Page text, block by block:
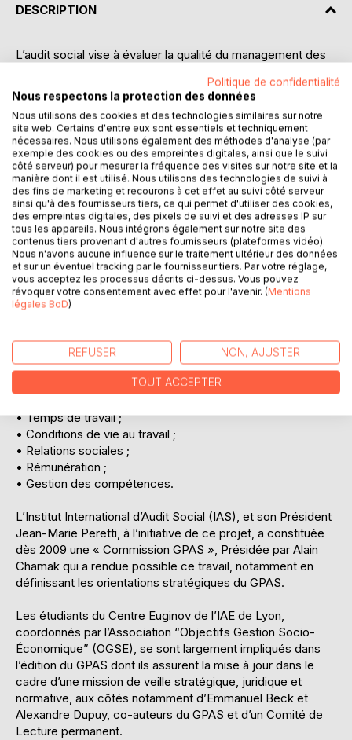
DESCRIPTION
L’audit social vise à évaluer la qualité du management des
s’attache, dans cette perspective, à recenser les
principales dispositions qui régissent les relations de travail,
en vue d’apporter aux employeurs une connaissance
approfondie des opportunités qui s’offrent à eux dans la
gestion des aspects sociaux d’une organisation, mais aussi
de l’étendue de leurs risques et responsabilités.
Au-delà des obligations légales, ce guide d’audit social
aborde des thèmes dits émergents de la gestion des
ressources humaines tels que la diversité, la responsabilité
sociétale des entreprises, ou encore la santé et la sécurité
au travail. L’entreprise du XXIème siècle doit
obligatoirement porter un regard attentif sur ces
dimensions qui s’ancrent peu à peu dans leur
Ce guide se divise en 6 grands titres, selon une
organisation thématique :
• Temps de travail ;
• Conditions de vie au travail ;
• Relations sociales ;
• Rémunération ;
• Gestion des compétences.
L’Institut International d’Audit Social (IAS), et son Président
Jean-Marie Peretti, à l’initiative de ce projet, a constituée
dès 2009 une « Commission GPAS », Présidée par Alain
Chamak qui a rendue possible ce travail, notamment en
définissant les orientations stratégiques du GPAS.
Les étudiants du Centre Euginov de l’IAE de Lyon,
coordonnés par l’Association “Objectifs Gestion Socio-
Économique” (OGSE), se sont largement impliqués dans
l’édition du GPAS dont ils assurent la mise à jour dans le
cadre d’une mission de veille stratégique, juridique et
normative, aux côtés notamment d’Emmanuel Beck et
Alexandre Dupuy, co-auteurs du GPAS et d’un Comité de
Lecture permanent.
Politique de confidentialité
Nous respectons la protection des données
Nous utilisons des cookies et des technologies similaires sur notre
site web. Certains d'entre eux sont essentiels et techniquement
nécessaires. Nous utilisons également des méthodes d'analyse (par
exemple des cookies ou des empreintes digitales, ainsi que le suivi
côté serveur) pour mesurer la fréquence des visites sur notre site et la
manière dont il est utilisé. Nous utilisons des technologies de suivi à
des fins de marketing et recourons à cet effet au suivi côté serveur
ainsi qu'à des fournisseurs tiers, ce qui permet d'utiliser des cookies,
des empreintes digitales, des pixels de suivi et des adresses IP sur
tous les appareils. Nous intégrons également sur notre site des
contenus tiers provenant d'autres fournisseurs (plateformes vidéo).
Nous n'avons aucune influence sur le traitement ultérieur des données
et sur un éventuel tracking par le fournisseur tiers. Par votre réglage,
vous acceptez les processus décrits ci-dessus. Vous pouvez
révoquer votre consentement avec effet pour l'avenir. (Mentions
légales BoD)
REFUSER NON, AJUSTER
TOUT ACCEPTER